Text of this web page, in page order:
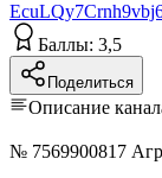
Баллы: 3,5
Поделиться
Описание
№ 7569900817